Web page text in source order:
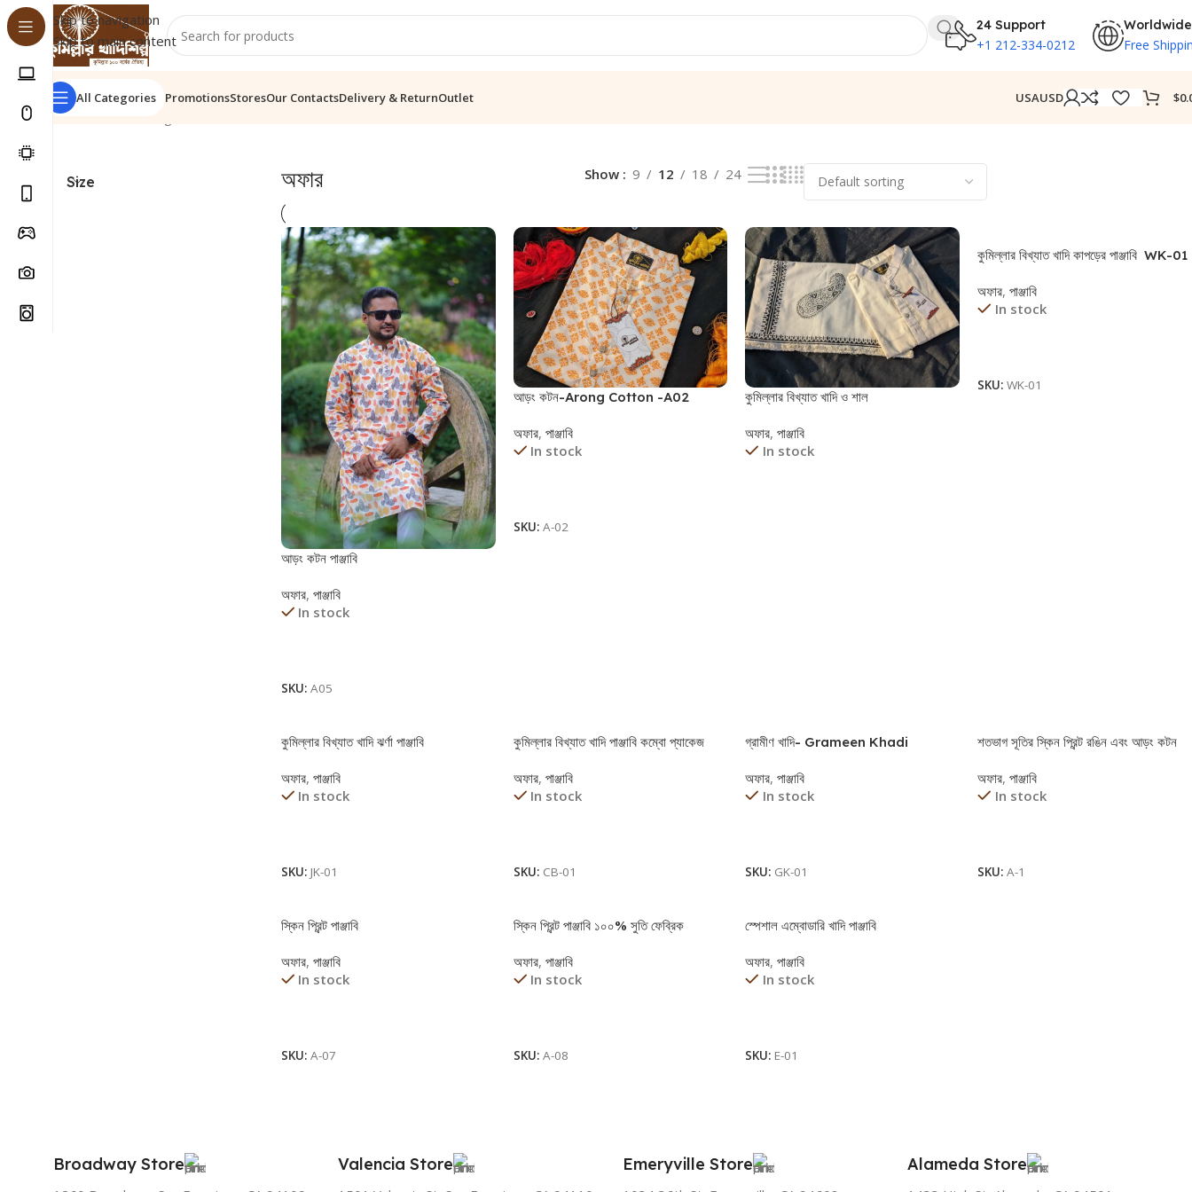
Skip to navigation
Skip to main content
24 Support
+1 212-334-0212
Worldwide
Free
All Categories PromotionsStoresOur ContactsDelivery & ReturnOutlet USAUSD $
Home
Size অফার Show 9 12 18 24
আড়ং কটন পাঞ্জাবি
অফার, পাঞ্জাবি
In stock
SKU: A05
আড়ং কটন-Arong Cotton -A02
অফার, পাঞ্জাবি
In stock
SKU: A-02
কুমিল্লার বিখ্যাত খাদি ও শাল
অফার, পাঞ্জাবি
In stock
কুমিল্লার বিখ্যাত খাদি কাপড়ের পাঞ্জাবি WK-01
অফার, পাঞ্জাবি
In stock
SKU:WK-01
কুমিল্লার বিখ্যাত খাদি ঝর্ণা পাঞ্জাবি
অফার, পাঞ্জাবি
In stock
SKU: JK-01
কুমিল্লার বিখ্যাত খাদি পাঞ্জাবি কম্বো প্যাকেজ
অফার, পাঞ্জাবি
In stock
SKU: CB-01
গ্রামীণ খাদি- Grameen Khadi
অফার, পাঞ্জাবি
In stock
SKU: GK-01
শতভাগ সূতির স্কিন প্রিন্ট রঙিন এবং আড়ং কটন
অফার, পাঞ্জাবি
In stock
SKU:A-1
স্কিন প্রিন্ট পাঞ্জাবি
অফার, পাঞ্জাবি
In stock
SKU: A-07
স্কিন প্রিন্ট পাঞ্জাবি ১০০% সুতি ফেব্রিক
অফার, পাঞ্জাবি
In stock
SKU: A-08
স্পেশাল এম্বোডারি খাদি পাঞ্জাবি
অফার, পাঞ্জাবি
In stock
SKU: E-01
Broadway Store Valencia Store Emeryville Store Alameda Store